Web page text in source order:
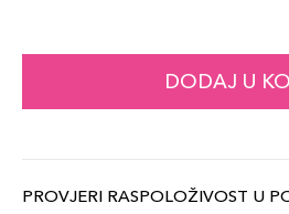
DODAJ U
PROVJERI RASPOLOŽIVOST U